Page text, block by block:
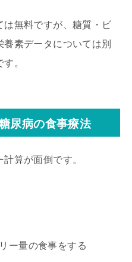
無料ですが、糖質・ビ
素データについては別
。
尿病の食事療法
算が面倒です。
ー量の食事をする